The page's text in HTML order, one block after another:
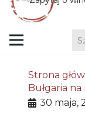
Strona
Bułgaria
30 maja,